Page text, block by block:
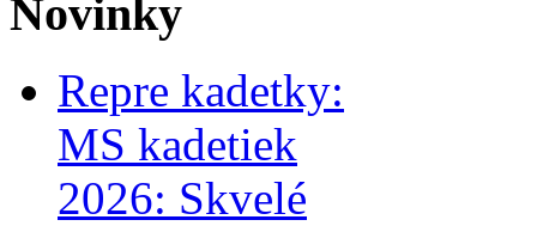
Novinky
Repre kadetky:
MS kadetiek
2026: Skvelé